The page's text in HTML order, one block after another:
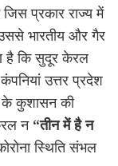
प्रकार राज्य में
भारतीय और गैर
है कि सुदूर केरल
उत्तर प्रदेश
कुशासन की
न “तीन में है न
स्थिति संभल